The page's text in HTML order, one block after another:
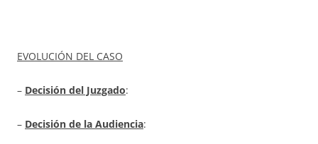
EVOLUCIÓN DEL CASO
– Decisión del Juzgado:
– Decisión de la Audiencia: